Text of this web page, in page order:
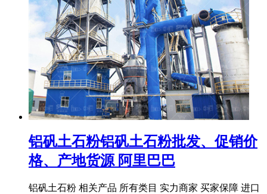
铝矾土石粉铝矾土石粉批发、促销价
格、产地货源 阿里巴巴
铝矾土石粉 相关产品 所有类目 实力商家 买家保障 进口